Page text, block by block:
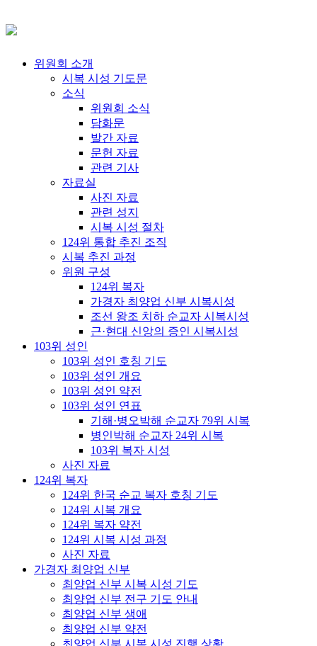
위원회 소개
시복 시성 기도문
소식
위원회 소식
담화문
발간 자료
문헌 자료
관련 기사
자료실
사진 자료
관련 성지
시복 시성 절차
124위 통합 추진 조직
시복 추진 과정
위원 구성
124위 복자
가경자 최양업 신부 시복시성
조선 왕조 치하 순교자 시복시성
근·현대 신앙의 증인 시복시성
103위 성인
103위 성인 호칭 기도
103위 성인 개요
103위 성인 약전
103위 성인 연표
기해·병오박해 순교자 79위 시복
병인박해 순교자 24위 시복
103위 복자 시성
사진 자료
124위 복자
124위 한국 순교 복자 호칭 기도
124위 시복 개요
124위 복자 약전
124위 시복 시성 과정
사진 자료
가경자 최양업 신부
최양업 신부 시복 시성 기도
최양업 신부 전구 기도 안내
최양업 신부 생애
최양업 신부 약전
최양업 신부 시복 시성 진행 상황